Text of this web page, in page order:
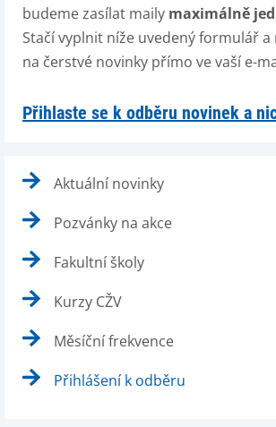
budeme zasílat maily maximálně
Stačí vyplnit níže uvedený formulář
na čerstvé novinky přímo ve vaší e-
Přihlaste se k odběru novinek a
Aktuální novinky
Pozvánky na akce
Fakultní školy
Kurzy CŽV
Měsíční frekvence
Přihlášení k odběru